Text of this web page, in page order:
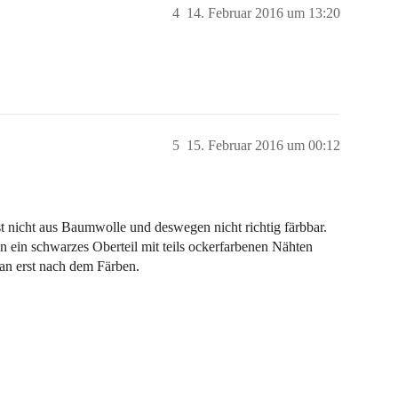
14. Februar 2016 um 13:20
4
15. Februar 2016 um 00:12
5
aus Baumwolle und deswegen nicht richtig färbbar.
ein schwarzes Oberteil mit teils ockerfarbenen Nähten
erst nach dem Färben.